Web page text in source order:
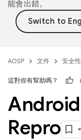
能會出錯。
AOSP 文件 安全性
這對你有幫助嗎？
Repro